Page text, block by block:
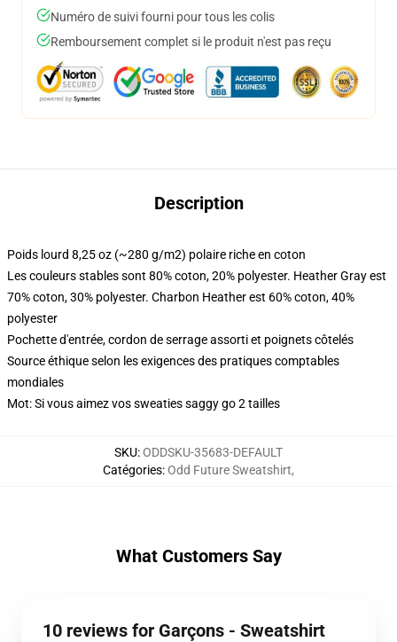
Numéro de suivi fourni pour tous les colis
Remboursement complet si le produit n'est pas reçu
Description
Poids lourd 8,25 oz (~280 g/m2) polaire riche en coton
Les couleurs stables sont 80% coton, 20% polyester. Heather Gray est
70% coton, 30% polyester. Charbon Heather est 60% coton, 40%
polyester
Pochette d'entrée, cordon de serrage assorti et poignets côtelés
Source éthique selon les exigences des pratiques comptables
mondiales
Mot: Si vous aimez vos sweaties saggy go 2 tailles
SKU:ODDSKU-35683-DEFAULT
Catégories:Odd Future Sweatshirt,
What Customers Say
10 reviews for Garçons - Sweatshirt